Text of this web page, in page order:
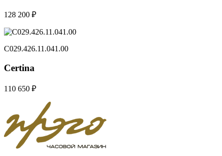
128 200 ₽
C029.426.11.041.00
Certina
110 650 ₽